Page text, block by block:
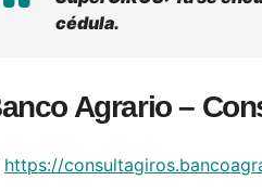
cédula.
Agrario –
https://